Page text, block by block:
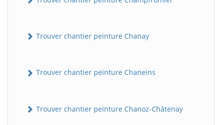
Trouver chantier peinture Chanay
Trouver chantier peinture Chaneins
Trouver chantier peinture Chanoz-Châtenay